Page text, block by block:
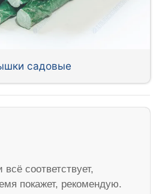
садовые
соответствует,
покажет, рекомендую.